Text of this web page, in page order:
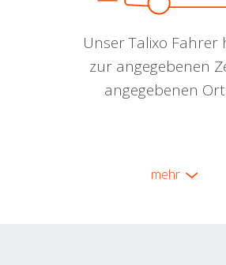
Unser Talixo Fahrer
zur angegebenen
angegebenen
mehr